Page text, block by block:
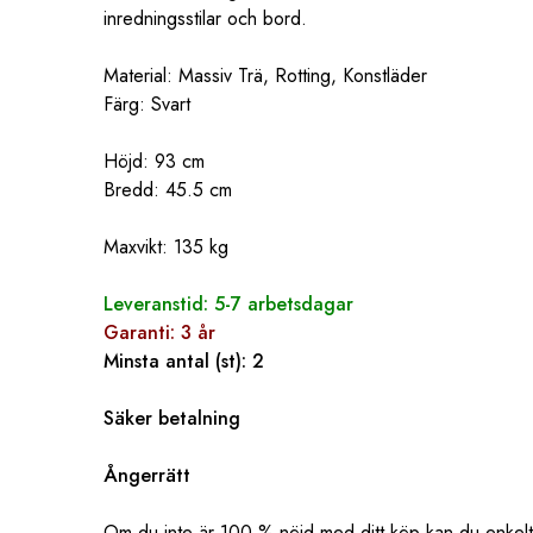
inredningsstilar och bord.
Material: Massiv Trä, Rotting, Konstläder
Färg: Svart
Höjd: 93 cm
Bredd: 45.5 cm
Maxvikt: 135 kg
Leveranstid: 5-7 arbetsdagar
Garanti: 3 år
Minsta antal (st): 2
Säker betalning
Ångerrätt